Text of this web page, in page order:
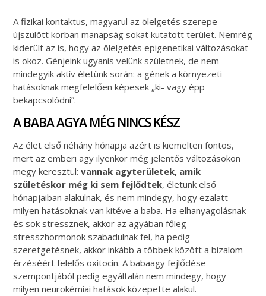
A fizikai kontaktus, magyarul az ölelgetés szerepe
újszülött korban manapság sokat kutatott terület. Nemrég
kiderült az is, hogy az ölelgetés epigenetikai változásokat
is okoz. Génjeink ugyanis velünk születnek, de nem
mindegyik aktív életünk során: a gének a környezeti
hatásoknak megfelelően képesek „ki- vagy épp
bekapcsolódni”.
A BABA AGYA MÉG NINCS KÉSZ
Az élet első néhány hónapja azért is kiemelten fontos,
mert az emberi agy ilyenkor még jelentős változásokon
megy keresztül:vannak agyterületek, amik
születéskor még ki sem fejlődtek, életünk első
hónapjaiban alakulnak, és nem mindegy, hogy ezalatt
milyen hatásoknak van kitéve a baba. Ha elhanyagolásnak
és sok stressznek, akkor az agyában főleg
stresszhormonok szabadulnak fel, ha pedig
szeretgetésnek, akkor inkább a többek között a bizalom
érzéséért felelős oxitocin. A babaagy fejlődése
szempontjából pedig egyáltalán nem mindegy, hogy
milyen neurokémiai hatások közepette alakul.